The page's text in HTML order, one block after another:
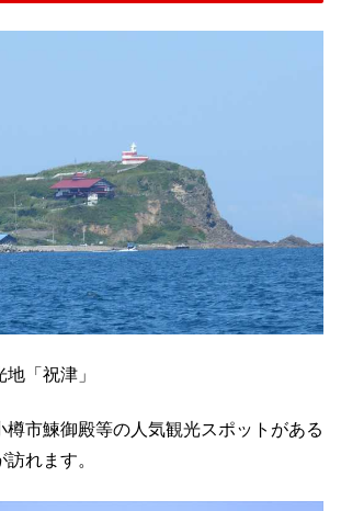
「祝津」
樽市鰊御殿等の人気観光スポットがある
れます。